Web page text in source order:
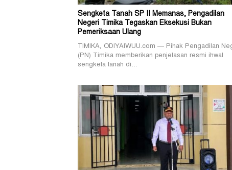
Sengketa Tanah SP II Memanas, Pengadilan
Negeri Timika Tegaskan Eksekusi Bukan
Pemeriksaan Ulang
TIMIKA, ODIYAIWUU.com — Pihak Pengadilan
(PN) Timika memberikan penjelasan resmi ihwal
sengketa tanah di…